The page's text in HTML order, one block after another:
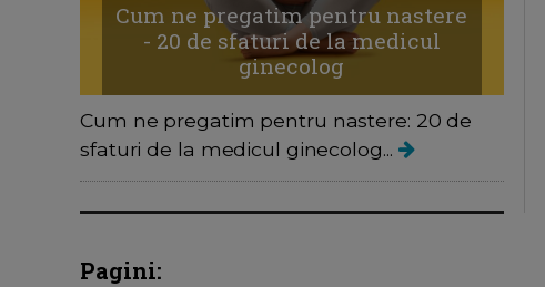
Cum ne pregatim pentru nastere
- 20 de sfaturi de la medicul
ginecolog
Cum ne pregatim pentru nastere: 20 de
sfaturi de la medicul ginecolog...
Pagini: